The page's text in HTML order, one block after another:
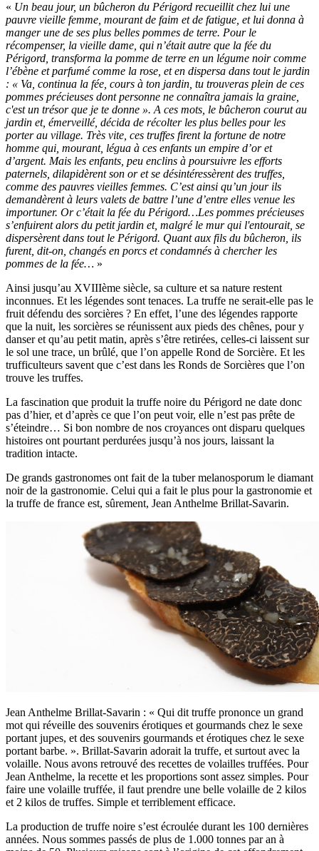
« Un beau jour, un bûcheron du Périgord recueillit chez lui une
pauvre vieille femme, mourant de faim et de fatigue, et lui donna à
manger une de ses plus belles pommes de terre. Pour le
récompenser, la vieille dame, qui n’était autre que la fée du
Périgord, transforma la pomme de terre en un légume noir comme
l’ébène et parfumé comme la rose, et en dispersa dans tout le jardin
: « Va, continua la fée, cours à ton jardin, tu trouveras plein de ces
pommes précieuses dont personne ne connaîtra jamais la graine,
c'est un trésor que je te donne ». A ces mots, le bûcheron courut au
jardin et, émerveillé, décida de récolter les plus belles pour les
porter au village. Très vite, ces truffes firent la fortune de notre
homme qui, mourant, légua à ces enfants un empire d’or et
d’argent. Mais les enfants, peu enclins à poursuivre les efforts
paternels, dilapidèrent son or et se désintéressèrent des truffes,
comme des pauvres vieilles femmes. C’est ainsi qu’un jour ils
demandèrent à leurs valets de battre l’une d’entre elles venue les
importuner. Or c’était la fée du Périgord…Les pommes précieuses
s’enfuirent alors du petit jardin et, malgré le mur qui l'entourait, se
dispersèrent dans tout le Périgord. Quant aux fils du bûcheron, ils
furent, dit-on, changés en porcs et condamnés à chercher les
pommes de la fée… »
Ainsi jusqu’au XVIIIème siècle, sa culture et sa nature restent
inconnues. Et les légendes sont tenaces. La truffe ne serait-elle pas le
fruit défendu des sorcières ? En effet, l’une des légendes rapporte
que la nuit, les sorcières se réunissent aux pieds des chênes, pour y
danser et qu’au petit matin, après s’être retirées, celles-ci laissent sur
le sol une trace, un brûlé, que l’on appelle Rond de Sorcière. Et les
trufficulteurs savent que c’est dans les Ronds de Sorcières que l’on
trouve les truffes.
La fascination que produit la truffe noire du Périgord ne date donc
pas d’hier, et d’après ce que l’on peut voir, elle n’est pas prête de
s’éteindre… Si bon nombre de nos croyances ont disparu quelques
histoires ont pourtant perdurées jusqu’à nos jours, laissant la
tradition intacte.
De grands gastronomes ont fait de la tuber melanosporum le diamant
noir de la gastronomie. Celui qui a fait le plus pour la gastronomie et
la truffe de france est, sûrement, Jean Anthelme Brillat-Savarin.
Jean Anthelme Brillat-Savarin : « Qui dit truffe prononce un grand
mot qui réveille des souvenirs érotiques et gourmands chez le sexe
portant jupes, et des souvenirs gourmands et érotiques chez le sexe
portant barbe. ». Brillat-Savarin adorait la truffe, et surtout avec la
volaille. Nous avons retrouvé des recettes de volailles truffées. Pour
Jean Anthelme, la recette et les proportions sont assez simples. Pour
faire une volaille truffée, il faut prendre une belle volaille de 2 kilos
et 2 kilos de truffes. Simple et terriblement efficace.
La production de truffe noire s’est écroulée durant les 100 dernières
années. Nous sommes passés de plus de 1.000 tonnes par an à